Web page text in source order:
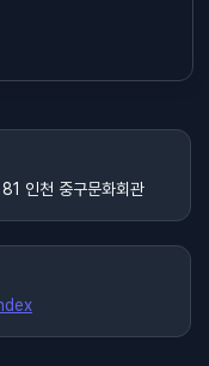
인천 중구문화회관